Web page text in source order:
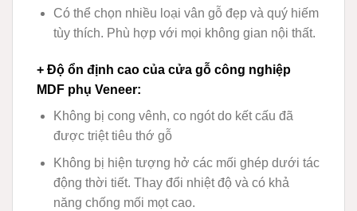
Có thể chọn nhiều loại vân gỗ đẹp và quý hiếm
tùy thích. Phù hợp với mọi không gian nội thất.
+ Độ ổn định cao của cửa gỗ công nghiệp
MDF phụ Veneer:
Không bị cong vênh, co ngót do kết cấu đã
được triệt tiêu thớ gỗ
Không bị hiện tượng hở các mối ghép dưới tác
động thời tiết. Thay đổi nhiệt độ và có khả
năng chống mối mọt cao.